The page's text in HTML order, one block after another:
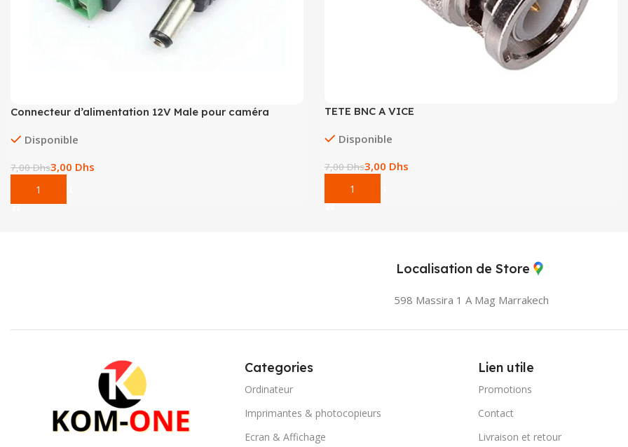
Connecteur d’alimentation 12V Male pour caméra
Disponible
7,00Dhs3,00 Dhs
Add To Cart
TETE BNC A VICE
Disponible
7,00Dhs3,00 Dhs
Add To Cart
Localisation de Store
598 Massira 1 A Mag Marrakech
Categories
Ordinateur
Imprimantes & photocopieurs
Ecran & Affichage
Lien utile
Promotions
Contact
Livraison et retour